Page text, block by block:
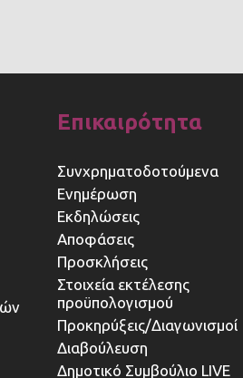
Επικαιρότητα
Συνχρηματοδοτούμενα
Ενημέρωση
Εκδηλώσεις
Αποφάσεις
Προσκλήσεις
Στοιχεία εκτέλεσης
προϋπολογισμού
Προκηρύξεις/Διαγωνισμοί
Διαβούλευση
Δημοτικό Συμβούλιο LIVE